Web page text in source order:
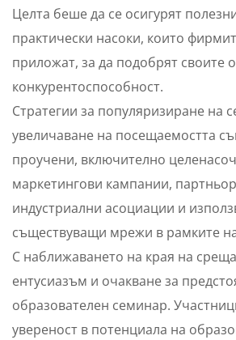
Целта беше да се осигурят
практически насоки, които
приложат, за да подобрят своите
конкурентоспособност.
Стратегии за популяризиране на
увеличаване на посещаемостта
проучени, включително
маркетингови кампании,
индустриални асоциации и
съществуващи мрежи в рамките
С наближаването на края на
ентусиазъм и очакване за
образователен семинар.
увереност в потенциала на